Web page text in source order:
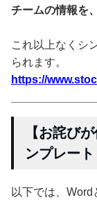
チームの情報を
これ以上なくシ
られます。
https://
【お詫び
ンプレート
以下では、